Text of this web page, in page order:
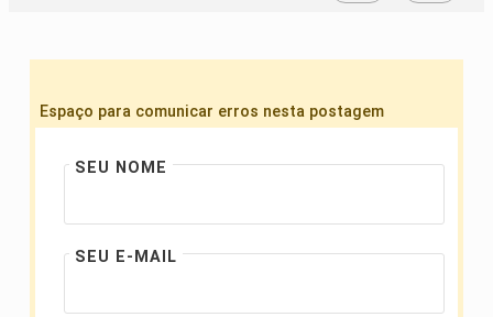
Espaço para comunicar erros nesta postagem
SEU NOME
SEU E-MAIL